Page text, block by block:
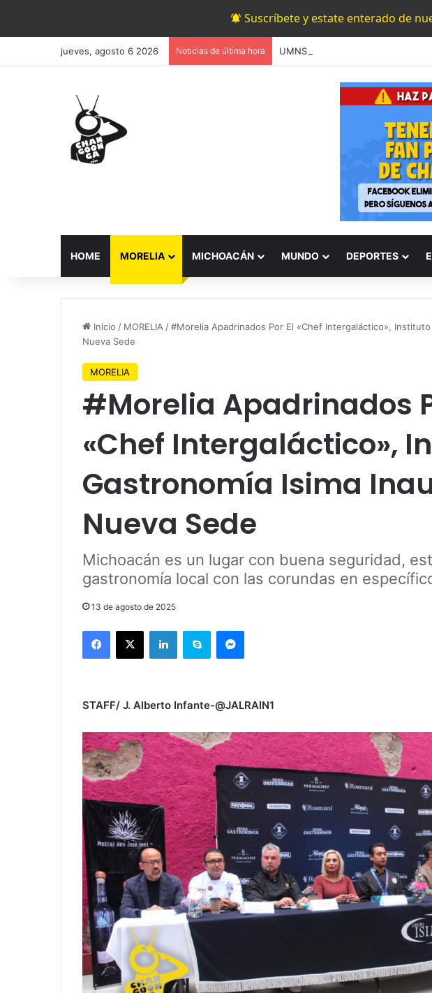
Suscríbete y estate enterado de
jueves, agosto 6 2026 Noticias de última hora
HOME MORELIA MICHOACÁN MUNDO DEPORTES
Inicio / MORELIA /#Morelia Apadrinados Por El «Chef Intergaláctico»,
Nueva Sede
MORELIA
#Morelia Apadrinados
«Chef Intergaláctico»,
Gastronomía Isima
Nueva Sede
Michoacán es un lugar con buena seguridad,
gastronomía local con las corundas en
13 de agosto de 2025
Facebook
X LinkedInSkype Messenger
STAFF/ J. Alberto Infante-@JALRAIN1